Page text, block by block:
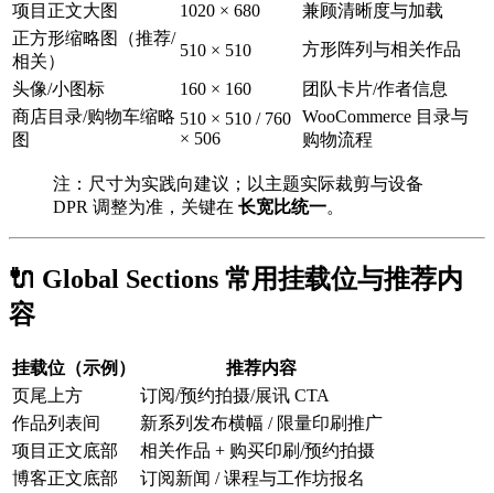
项目正文大图
1020 × 680
兼顾清晰度与加载
正方形缩略图（推荐/
相关）
510 × 510 方形阵列与相关作品
头像/小图标 160 × 160
团队卡片/作者信息
商店目录/购物车缩略
图
510 × 510 / 760
× 506
WooCommerce 目录与
购物流程
注：尺寸为实践向建议；以主题实际裁剪与设备
DPR 调整为准，关键在 长宽比统一。
🔌 Global Sections 常用挂载位与推荐内
容
挂载位（示例）
推荐内容
页尾上方
订阅/预约拍摄/展讯 CTA
作品列表间
新系列发布横幅 / 限量印刷推广
项目正文底部
相关作品 + 购买印刷/预约拍摄
博客正文底部
订阅新闻 / 课程与工作坊报名